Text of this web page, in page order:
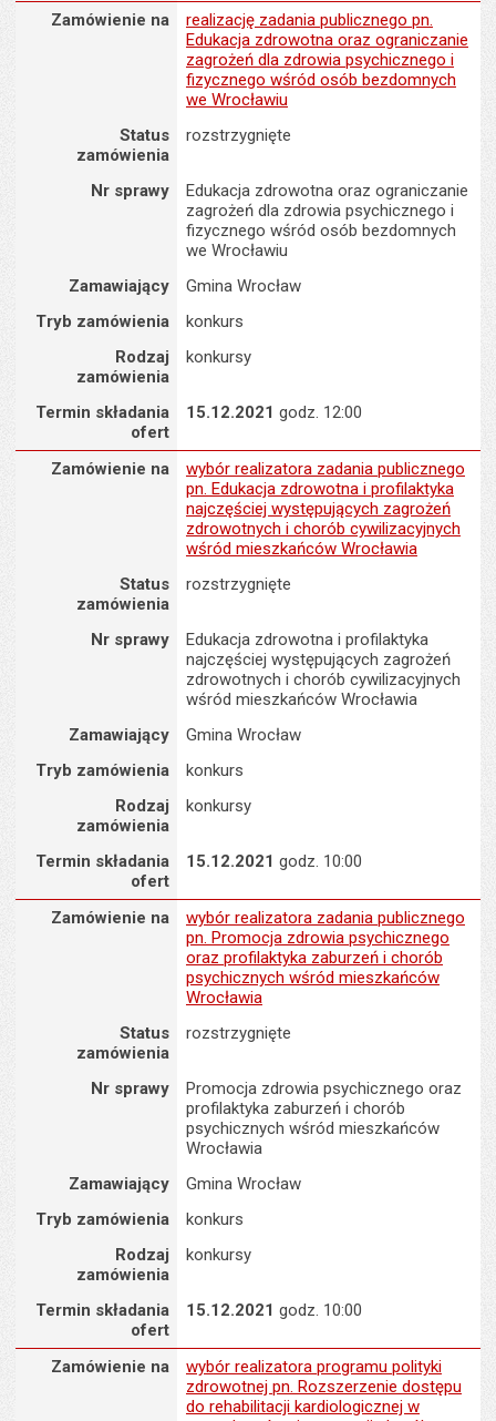
Zamówienie na : realizację zadania publicznego pn. Edukacja
Zamówienie na
realizację zadania publicznego pn.
Edukacja zdrowotna oraz ograniczanie
zagrożeń dla zdrowia psychicznego i
fizycznego wśród osób bezdomnych
we Wrocławiu
Status
zamówienia
rozstrzygnięte
Nr sprawy
Edukacja zdrowotna oraz ograniczanie
zagrożeń dla zdrowia psychicznego i
fizycznego wśród osób bezdomnych
we Wrocławiu
Zamawiający
Gmina Wrocław
Tryb zamówienia
konkurs
Rodzaj
zamówienia
konkursy
Termin składania
ofert
15.12.2021 godz. 12:00
Zamówienie na : wybór realizatora zadania publicznego pn.
Zamówienie na
wybór realizatora zadania publicznego
pn. Edukacja zdrowotna i profilaktyka
najczęściej występujących zagrożeń
zdrowotnych i chorób cywilizacyjnych
wśród mieszkańców Wrocławia
Status
zamówienia
rozstrzygnięte
Nr sprawy
Edukacja zdrowotna i profilaktyka
najczęściej występujących zagrożeń
zdrowotnych i chorób cywilizacyjnych
wśród mieszkańców Wrocławia
Zamawiający
Gmina Wrocław
Tryb zamówienia
konkurs
Rodzaj
zamówienia
konkursy
Termin składania
ofert
15.12.2021 godz. 10:00
Zamówienie na : wybór realizatora zadania publicznego pn.
Zamówienie na
wybór realizatora zadania publicznego
pn. Promocja zdrowia psychicznego
oraz profilaktyka zaburzeń i chorób
psychicznych wśród mieszkańców
Wrocławia
Status
zamówienia
rozstrzygnięte
Nr sprawy
Promocja zdrowia psychicznego oraz
profilaktyka zaburzeń i chorób
psychicznych wśród mieszkańców
Wrocławia
Zamawiający
Gmina Wrocław
Tryb zamówienia
konkurs
Rodzaj
zamówienia
konkursy
Termin składania
ofert
15.12.2021 godz. 10:00
Zamówienie na : wybór realizatora programu polityki
Zamówienie na
wybór realizatora programu polityki
zdrowotnej pn. Rozszerzenie dostępu
do rehabilitacji kardiologicznej w